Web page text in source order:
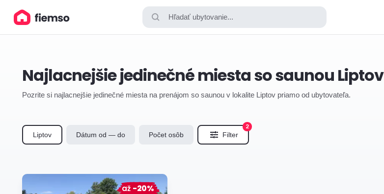
Hľadať ubytovanie...
Najlacnejšie jedinečné miesta so saunou Liptov
Pozrite si najlacnejšie jedinečné miesta na prenájom so saunou v lokalite Liptov priamo od ubytovateľa.
Liptov Dátum od — do Počet osôb Filter
2
až -20%